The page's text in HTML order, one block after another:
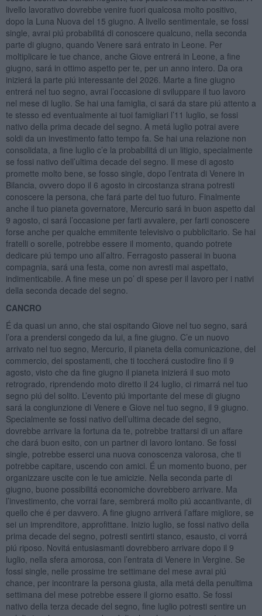
livello lavorativo dovrebbe venire fuori qualcosa molto positivo,
dopo la Luna Nuova del 15 giugno. A livello sentimentale, se fossi
single, avrai piú probabilitá di conoscere qualcuno, nella seconda
parte di giugno, quando Venere sará entrato in Leone. Per
moltiplicare le tue chance, anche Giove entrerá in Leone, a fine
giugno, sará in ottimo aspetto per te, per un anno intero. Da ora
inizierá la parte piú interessante del 2026. Marte a fine giugno
entrerá nel tuo segno, avrai l’occasione di sviluppare il tuo lavoro
nel mese di luglio. Se hai una famiglia, ci sará da stare piú attento a
te stesso ed eventualmente ai tuoi famigliari l’11 luglio, se fossi
nativo della prima decade del segno. A metá luglio potrai avere
soldi da un investimento fatto tempo fa. Se hai una relazione non
consolidata, a fine luglio c’e la probabilitá di un litigio, specialmente
se fossi nativo dell’ultima decade del segno. Il mese di agosto
promette molto bene, se fosso single, dopo l’entrata di Venere in
Bilancia, ovvero dopo il 6 agosto in circostanza strana potresti
conoscere la persona, che fará parte del tuo futuro. Finalmente
anche il tuo pianeta governatore, Mercurio sará in buon aspetto dal
9 agosto, ci sará l’occasione per farti avvalere, per farti conoscere
forse anche per qualche emmitente televisivo o pubblicitario. Se hai
fratelli o sorelle, potrebbe essere il momento, quando potrete
dedicare piú tempo uno all’altro. Ferragosto passerai in buona
compagnia, sará una festa, come non avresti mai aspettato,
indimenticabile. A fine mese un po’ di spese per il lavoro per i nativi
della seconda decade del segno.
CANCRO
É da quasi un anno, che stai ospitando Giove nel tuo segno, sará
l’ora a prendersi congedo da lui, a fine giugno. C’e un nuovo
arrivato nel tuo segno, Mercurio, il pianeta della comunicazione, del
commercio, dei spostamenti, che ti toccherá custodire fino il 9
agosto, visto che da fine giugno il pianeta inizierá il suo moto
retrogrado, riprendendo moto diretto il 24 luglio, ci rimarrá nel tuo
segno piú del solito. L’evento piú importante del mese di giugno
sará la congiunzione di Venere e Giove nel tuo segno, il 9 giugno.
Specialmente se fossi nativo dell’ultima decade del segno,
dovrebbe arrivare la fortuna da te, potrebbe trattarsi di un affare
che dará buon esito, con un partner di lavoro lontano. Se fossi
single, potrebbe esserci una nuova conoscenza valorosa, che ti
potrebbe capitare, uscendo con amici. É un momento buono, per
organizzare uscite con le tue amicizie. Nella seconda parte di
giugno, buone possibilitá economiche dovrebbero arrivare. Ma
l’investimento, che vorrai fare, sembrerá molto piú accantivante, di
quello che é per davvero. A fine giugno arriverá l’affare migliore, se
sei un imprenditore, approfittane. Inizio luglio, se fossi nativo della
prima decade del segno, potresti sentirti stanco, esausto, ci vorrá
piú riposo. Novitá entusiasmanti dovrebbero arrivare dopo il 9
luglio, nella sfera amorosa, con l’entrata di Venere in Vergine. Se
fossi single, nelle prossime tre settimane del mese avrai piú
chance, per incontrare la persona giusta, alla metá della penultima
settimana del mese potrebbe essere il giorno esatto. Se fossi
nativo della terza decade del segno, fine luglio potresti sentire un